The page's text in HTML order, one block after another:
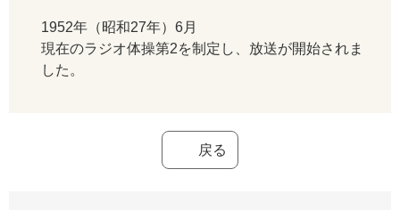
1952年（昭和27年）6月
現在のラジオ体操第2を制定し、放送が開始されま
した。
戻る